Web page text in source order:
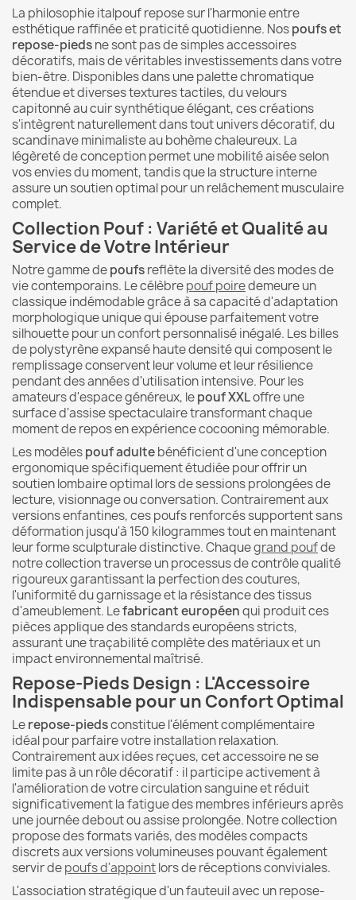
La philosophie italpouf repose sur l'harmonie entre
esthétique raffinée et praticité quotidienne. Nospoufs et
repose-piedsne sont pas de simples accessoires
décoratifs, mais de véritables investissements dans votre
bien-être. Disponibles dans une palette chromatique
étendue et diverses textures tactiles, du velours
capitonné au cuir synthétique élégant, ces créations
s'intègrent naturellement dans tout univers décoratif, du
scandinave minimaliste au bohème chaleureux. La
légèreté de conception permet une mobilité aisée selon
vos envies du moment, tandis que la structure interne
assure un soutien optimal pour un relâchement musculaire
complet.
Collection Pouf : Variété et Qualité au
Service de Votre Intérieur
Notre gamme depoufsreflète la diversité des modes de
vie contemporains. Le célèbrepouf poiredemeure un
classique indémodable grâce à sa capacité d'adaptation
morphologique unique qui épouse parfaitement votre
silhouette pour un confort personnalisé inégalé. Les billes
de polystyrène expansé haute densité qui composent le
remplissage conservent leur volume et leur résilience
pendant des années d'utilisation intensive. Pour les
amateurs d'espace généreux, lepouf XXLoffre une
surface d'assise spectaculaire transformant chaque
moment de repos en expérience cocooning mémorable.
Les modèlespouf adultebénéficient d'une conception
ergonomique spécifiquement étudiée pour offrir un
soutien lombaire optimal lors de sessions prolongées de
lecture, visionnage ou conversation. Contrairement aux
versions enfantines, ces poufs renforcés supportent sans
déformation jusqu'à 150 kilogrammes tout en maintenant
leur forme sculpturale distinctive. Chaquegrand poufde
notre collection traverse un processus de contrôle qualité
rigoureux garantissant la perfection des coutures,
l'uniformité du garnissage et la résistance des tissus
d'ameublement. Lefabricant européenqui produit ces
pièces applique des standards européens stricts,
assurant une traçabilité complète des matériaux et un
impact environnemental maîtrisé.
Repose-Pieds Design : L'Accessoire
Indispensable pour un Confort Optimal
Lerepose-piedsconstitue l'élément complémentaire
idéal pour parfaire votre installation relaxation.
Contrairement aux idées reçues, cet accessoire ne se
limite pas à un rôle décoratif : il participe activement à
l'amélioration de votre circulation sanguine et réduit
significativement la fatigue des membres inférieurs après
une journée debout ou assise prolongée. Notre collection
propose des formats variés, des modèles compacts
discrets aux versions volumineuses pouvant également
servir depoufs d'appointlors de réceptions conviviales.
L'association stratégique d'un fauteuil avec un repose-